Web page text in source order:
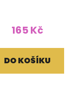
165 Kč
DO KOŠÍKU